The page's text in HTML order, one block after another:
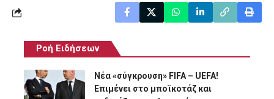
Ροή Ειδήσεων
Νέα «σύγκρουση» FIFA – UEFA!
Επιμένει στο μποϊκοτάζ και